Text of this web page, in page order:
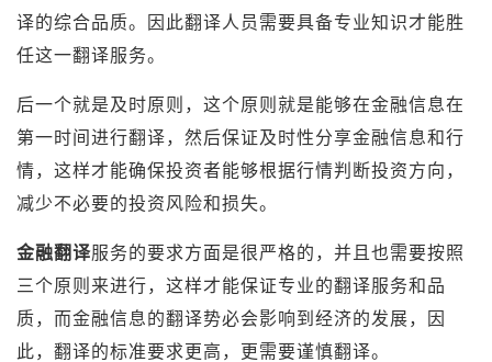
译的综合品质。因此翻译人员需要具备专业知识才能胜
任这一翻译服务。
后一个就是及时原则，这个原则就是能够在金融信息在
第一时间进行翻译，然后保证及时性分享金融信息和行
情，这样才能确保投资者能够根据行情判断投资方向，
减少不必要的投资风险和损失。
金融翻译服务的要求方面是很严格的，并且也需要按照
三个原则来进行，这样才能保证专业的翻译服务和品
质，而金融信息的翻译势必会影响到经济的发展，因
此，翻译的标准要求更高，更需要谨慎翻译。